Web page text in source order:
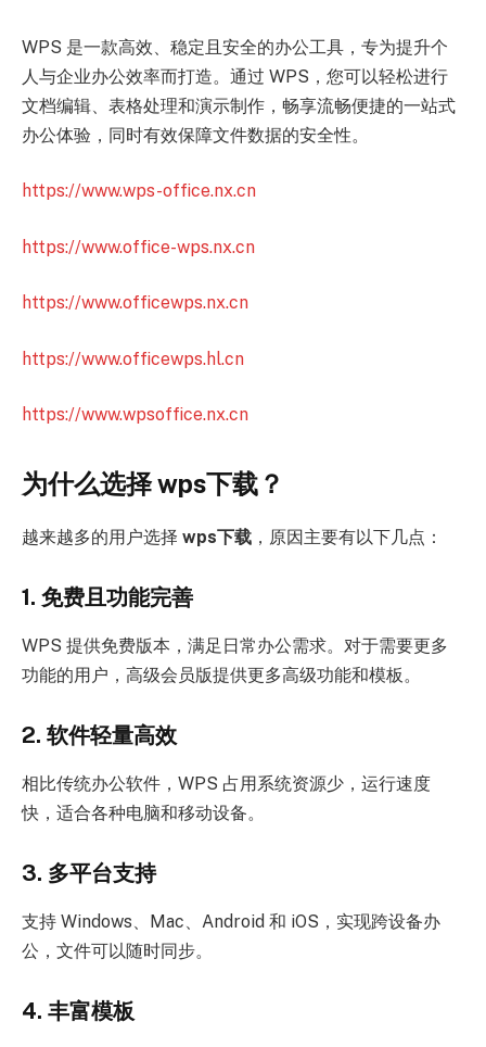
WPS 是一款高效、稳定且安全的办公工具，专为提升个
人与企业办公效率而打造。通过 WPS，您可以轻松进行
文档编辑、表格处理和演示制作，畅享流畅便捷的一站式
办公体验，同时有效保障文件数据的安全性。
https://www.wps-office.nx.cn
https://www.office-wps.nx.cn
https://www.officewps.nx.cn
https://www.officewps.hl.cn
https://www.wpsoffice.nx.cn
为什么选择 wps下载？
越来越多的用户选择 wps下载 ，原因主要有以下几点：
1. 免费且功能完善
WPS 提供免费版本，满足日常办公需求。对于需要更多
功能的用户，高级会员版提供更多高级功能和模板。
2. 软件轻量高效
相比传统办公软件，WPS 占用系统资源少，运行速度
快，适合各种电脑和移动设备。
3. 多平台支持
支持 Windows、Mac、Android 和 iOS，实现跨设备办
公，文件可以随时同步。
4. 丰富模板